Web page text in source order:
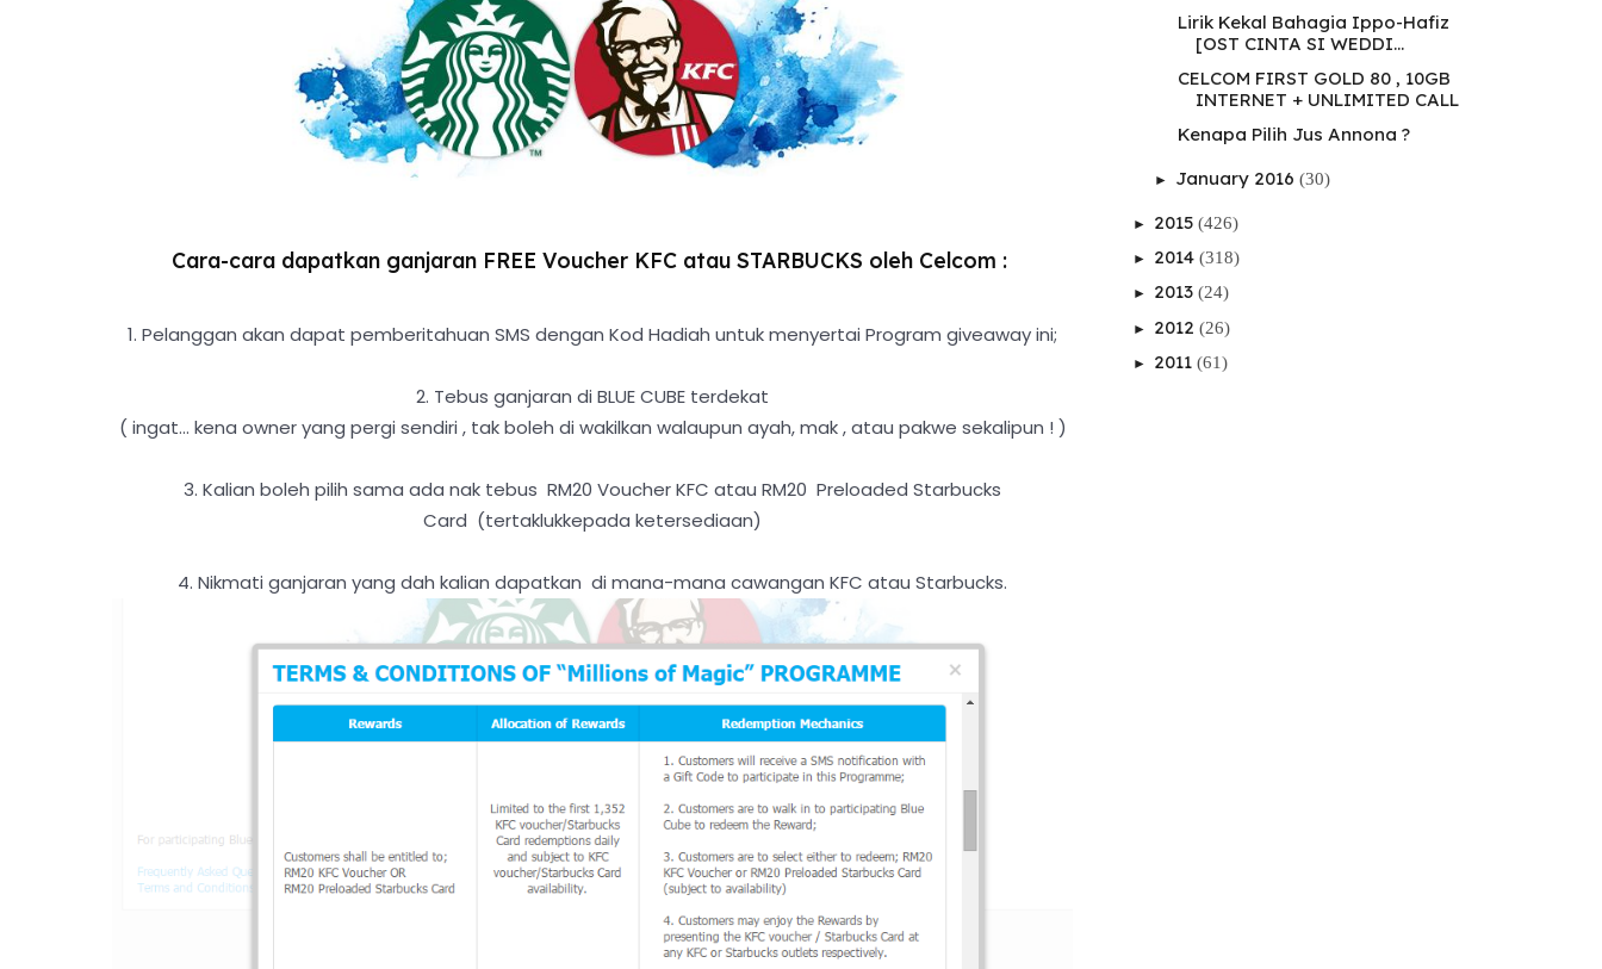
Cara-cara dapatkan ganjaran FREE Voucher KFC atau STARBUCKS oleh Celcom :
1. Pelanggan akan dapat pemberitahuan SMS dengan Kod Hadiah untuk menyertai Program giveaway ini;
2. Tebus ganjaran di BLUE CUBE terdekat
( ingat... kena owner yang pergi sendiri , tak boleh di wakilkan walaupun ayah, mak , atau pakwe sekalipun ! )
3. Kalian boleh pilih sama ada nak tebus RM20 Voucher KFC atau RM20 Preloaded Starbucks
Card (tertaklukkepada ketersediaan)
4. Nikmati ganjaran yang dah kalian dapatkan di mana-mana cawangan KFC atau Starbucks.
Lirik Kekal Bahagia Ippo-Hafiz
[OST CINTA SI WEDDI...
CELCOM FIRST GOLD 80 , 10GB
INTERNET + UNLIMITED CALL
Kenapa Pilih Jus Annona ?
► January 2016 (30)
► 2015 (426)
► 2014 (318)
► 2013 (24)
► 2012 (26)
► 2011 (61)